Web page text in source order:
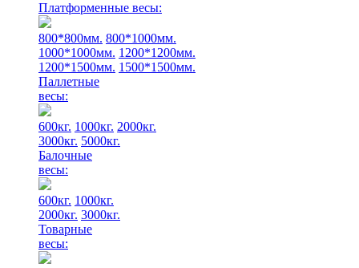
Платформенные весы:
800*800мм. 800*1000мм.
1000*1000мм. 1200*1200мм.
1200*1500мм. 1500*1500мм.
Паллетные
весы:
600кг. 1000кг. 2000кг.
3000кг. 5000кг.
Балочные
весы:
600кг. 1000кг.
2000кг. 3000кг.
Товарные
весы: